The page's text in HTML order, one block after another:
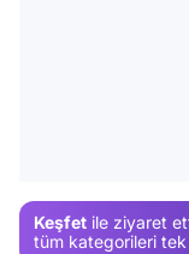
Keşfet ile ziyaret
tüm kategorileri tek